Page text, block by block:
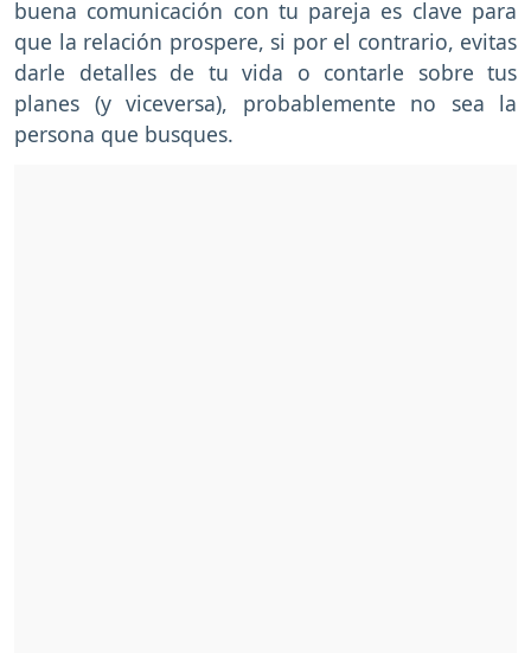
buena comunicación con tu pareja es clave para
que la relación prospere, si por el contrario, evitas
darle detalles de tu vida o contarle sobre tus
planes (y viceversa), probablemente no sea la
persona que busques.